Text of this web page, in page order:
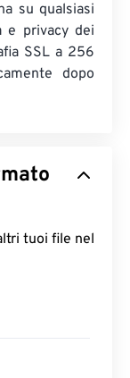
su qualsiasi
e privacy dei
SSL a 256
dopo
tuoi file nel